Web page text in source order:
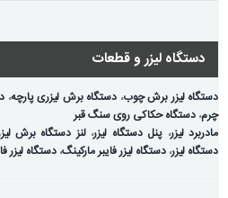
دستگاه لیزر و قطعات
دستگاه لیزر برش چوب، دستگاه برش لیزری پارچه،
چرم، دستگاه حکاکی روی سنگ قبر
مادربرد لیزر، پنل دستگاه لیزر،لنز دستگاه برش
دستگاه لیزر، دستگاه لیزر فایبر مارکینگ، دستگاه لیزر فایبر